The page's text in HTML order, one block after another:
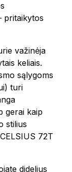
pritaikytos
važinėja
keliais.
sąlygoms
turi
gerai kaip
stilius
72T
didelius